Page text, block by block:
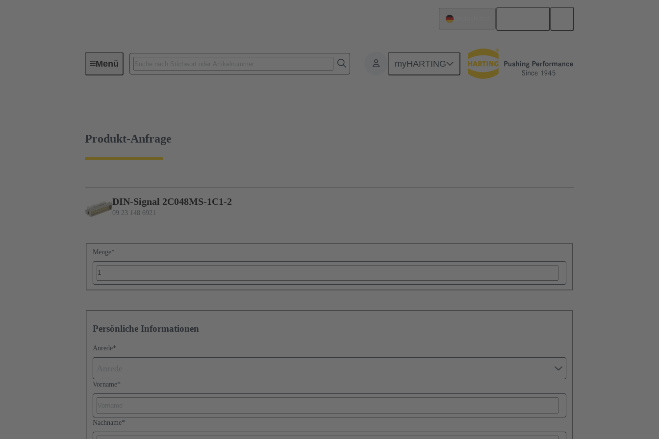
Menü myHARTING
Geräteanschlusstechnik Board-to-Board Steckverbinder Produkte Motherboard-to-Daughtercard Verbindungen
Produkt-Anfrage
DIN-Signal 2C048MS-1C1-2
09 23 148 6921
Menge*
Persönliche Informationen
Anrede*
Vorname*
Nachname*